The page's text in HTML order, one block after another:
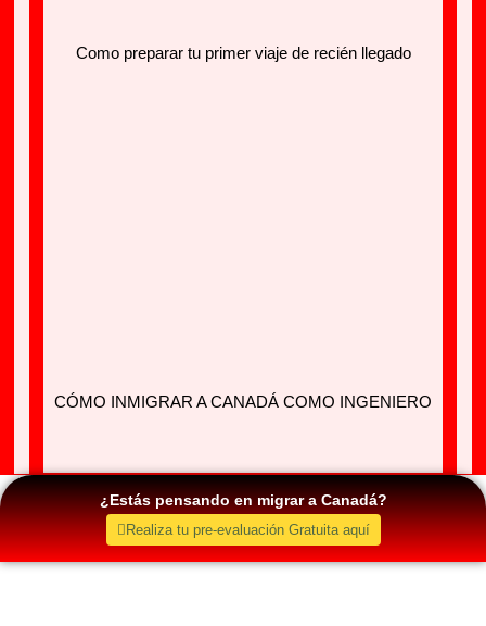
Como preparar tu primer viaje de recién llegado
CÓMO INMIGRAR A CANADÁ COMO INGENIERO
¿Estás pensando en migrar a Canadá?
Realiza tu pre-evaluación Gratuita aquí